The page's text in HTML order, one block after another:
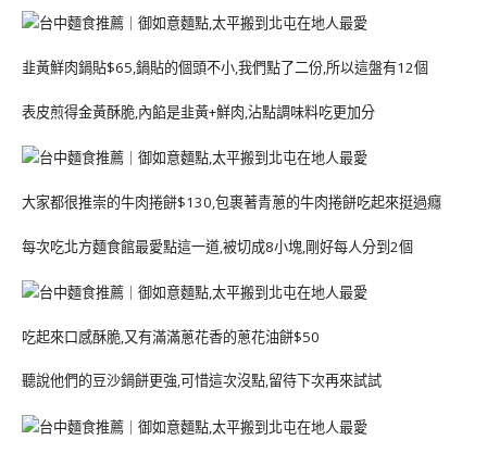
韭黃鮮肉鍋貼$65,鍋貼的個頭不小,我們點了二份,所以這盤有12個
表皮煎得金黃酥脆,內餡是韭黃+鮮肉,沾點調味料吃更加分
大家都很推崇的牛肉捲餅$130,包裹著青蔥的牛肉捲餅吃起來挺過癮
每次吃北方麵食館最愛點這一道,被切成8小塊,剛好每人分到2個
吃起來口感酥脆,又有滿滿蔥花香的蔥花油餅$50
聽說他們的豆沙鍋餅更強,可惜這次沒點,留待下次再來試試